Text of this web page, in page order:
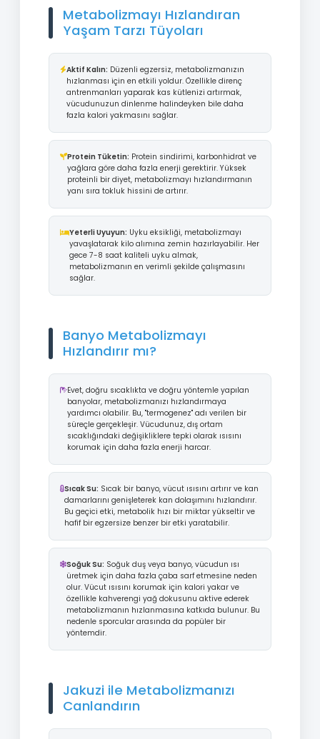
Metabolizmayı Hızlandıran
Yaşam Tarzı Tüyoları
Aktif Kalın: Düzenli egzersiz, metabolizmanızın
hızlanması için en etkili yoldur. Özellikle direnç
antrenmanları yaparak kas kütlenizi artırmak,
vücudunuzun dinlenme halindeyken bile daha
fazla kalori yakmasını sağlar.
Protein Tüketin: Protein sindirimi, karbonhidrat ve
yağlara göre daha fazla enerji gerektirir. Yüksek
proteinli bir diyet, metabolizmayı hızlandırmanın
yanı sıra tokluk hissini de artırır.
Yeterli Uyuyun: Uyku eksikliği, metabolizmayı
yavaşlatarak kilo alımına zemin hazırlayabilir. Her
gece 7-8 saat kaliteli uyku almak,
metabolizmanın en verimli şekilde çalışmasını
sağlar.
Banyo Metabolizmayı
Hızlandırır mı?
Evet, doğru sıcaklıkta ve doğru yöntemle yapılan
banyolar, metabolizmanızı hızlandırmaya
yardımcı olabilir. Bu, "termogenez" adı verilen bir
süreçle gerçekleşir. Vücudunuz, dış ortam
sıcaklığındaki değişikliklere tepki olarak ısısını
korumak için daha fazla enerji harcar.
Sıcak Su: Sıcak bir banyo, vücut ısısını artırır ve kan
damarlarını genişleterek kan dolaşımını hızlandırır.
Bu geçici etki, metabolik hızı bir miktar yükseltir ve
hafif bir egzersize benzer bir etki yaratabilir.
Soğuk Su: Soğuk duş veya banyo, vücudun ısı
üretmek için daha fazla çaba sarf etmesine neden
olur. Vücut ısısını korumak için kalori yakar ve
özellikle kahverengi yağ dokusunu aktive ederek
metabolizmanın hızlanmasına katkıda bulunur. Bu
nedenle sporcular arasında da popüler bir
yöntemdir.
Jakuzi ile Metabolizmanızı
Canlandırın